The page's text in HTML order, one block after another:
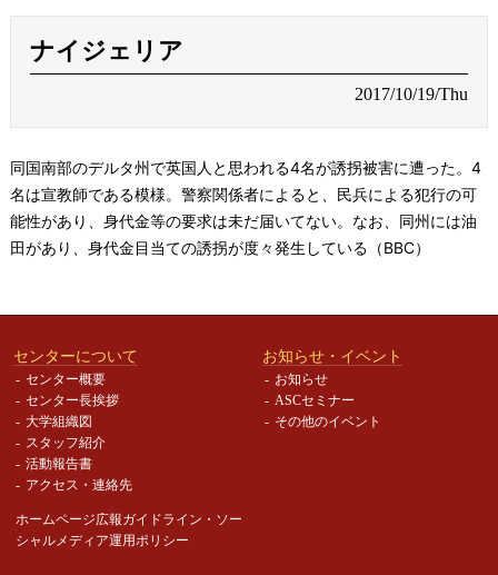
ナイジェリア
2017/10/19/Thu
同国南部のデルタ州で英国人と思われる4名が誘拐被害に遭った。4
名は宣教師である模様。警察関係者によると、民兵による犯行の可
能性があり、身代金等の要求は未だ届いてない。なお、同州には油
田があり、身代金目当ての誘拐が度々発生している（BBC）
センターについて
センター概要
センター長挨拶
大学組織図
スタッフ紹介
活動報告書
アクセス・連絡先
ホームページ広報ガイドライン・ ソー
シャルメディア運用ポリシー
お知らせ・イベント
お知らせ
ASCセミナー
その他のイベント